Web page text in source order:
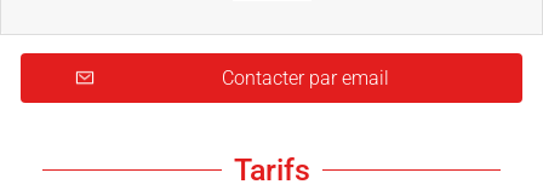
Contacter par email
Tarifs